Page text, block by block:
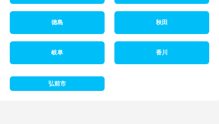
徳島 秋田
岐阜 香川
弘前市